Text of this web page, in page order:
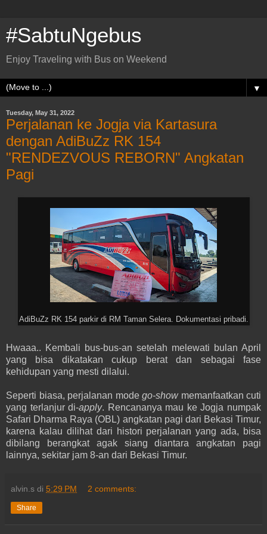
#SabtuNgebus
Enjoy Traveling with Bus on Weekend
▼
Tuesday, May 31, 2022
Perjalanan ke Jogja via Kartasura
dengan AdiBuZz RK 154
"RENDEZVOUS REBORN" Angkatan
Pagi
AdiBuZz RK 154 parkir di RM Taman Selera. Dokumentasi pribadi.
Hwaaa.. Kembali bus-bus-an setelah melewati bulan April
yang bisa dikatakan cukup berat dan sebagai fase
kehidupan yang mesti dilalui.
Seperti biasa, perjalanan mode go-showmemanfaatkan cuti
yang terlanjur di-apply. Rencananya mau ke Jogja numpak
Safari Dharma Raya (OBL) angkatan pagi dari Bekasi Timur,
karena kalau dilihat dari histori perjalanan yang ada, bisa
dibilang berangkat agak siang diantara angkatan pagi
lainnya, sekitar jam 8-an dari Bekasi Timur.
alvin.s di 5:29 PM 2 comments:
Share